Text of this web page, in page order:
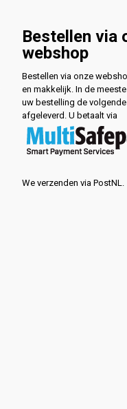
Bestellen via
webshop
Bestellen via onze
en makkelijk. In de
uw bestelling de
afgeleverd. U betaalt via
We verzenden via PostNL.